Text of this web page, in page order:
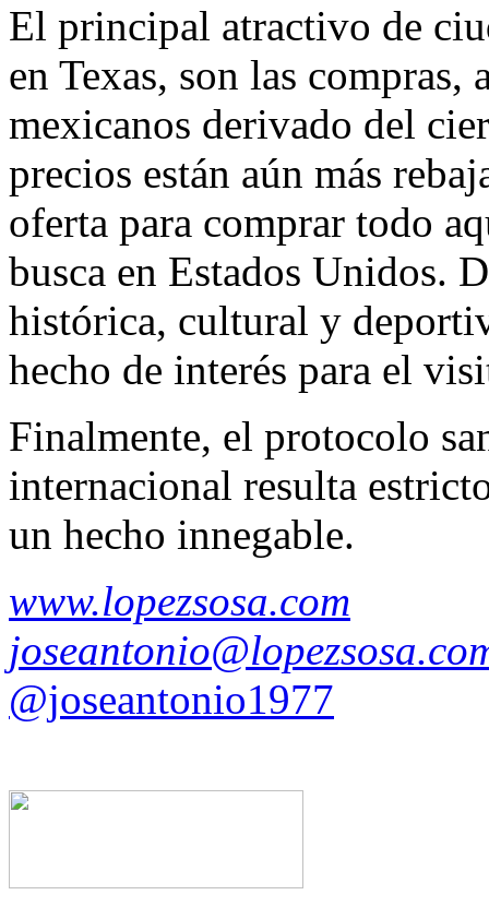
El principal atractivo de
en Texas, son las compras,
mexicanos derivado del
precios están aún más
oferta para comprar todo
busca en Estados Unidos.
histórica, cultural y
hecho de interés para el
Finalmente, el protocolo
internacional resulta
un hecho innegable.
www.lopezsosa.com
@joseantonio1977